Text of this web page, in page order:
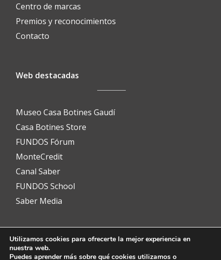
Centro de marcas
Premios y reconocimientos
Contacto
Web destacadas
Museo Casa Botines Gaudí
Casa Botines Store
FUNDOS Fórum
MonteCredit
Canal Saber
FUNDOS School
Saber Media
Contacto
Utilizamos cookies para ofrecerte la mejor experiencia en
nuestra web.
Puedes aprender más sobre qué cookies utilizamos o